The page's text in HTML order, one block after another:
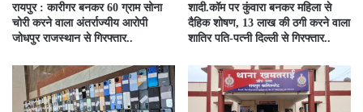
रायपुर : कारीगर बनकर 60 ग्राम सोना
चोरी करने वाला अंतर्राज्यीय आरोपी
जोधपुर राजस्थान से गिरफ्तार..
​शादी.कॉम पर कुंवारा बनकर महिला से
दैहिक शोषण, 13 लाख की ठगी करने वाला
शातिर पति-पत्नी दिल्ली से गिरफ्तार..